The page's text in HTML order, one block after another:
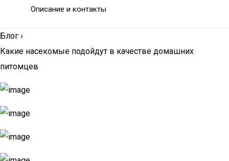
Описание и контакты
Блог ›
Какие насекомые подойдут в качестве домашних
питомцев